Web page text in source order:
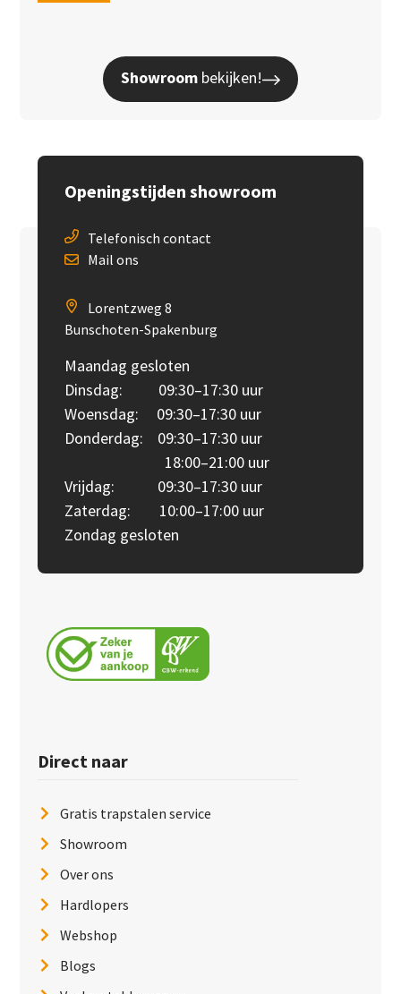
Showroom bekijken!
Openingstijden showroom
Telefonisch contact
Mail ons
Lorentzweg 8
Bunschoten-Spakenburg
Maandag gesloten
Dinsdag: 09:30–17:30 uur
Woensdag: 09:30–17:30 uur
Donderdag: 09:30–17:30 uur
18:00–21:00 uur
Vrijdag: 09:30–17:30 uur
Zaterdag: 10:00–17:00 uur
Zondag gesloten
Direct naar
Gratis trapstalen service
Showroom
Over ons
Hardlopers
Webshop
Blogs